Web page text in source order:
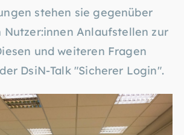
stehen sie gegenüber
Nutzer:innen Anlaufstellen zur
und weiteren Fragen
DsiN-Talk "Sicherer Login".